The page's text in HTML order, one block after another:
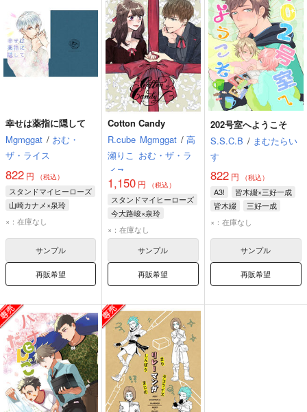
幸せは薬指に隠して
Mgmggat / おむ・
ザ・ライス
822 円 （税込）
スタンドマイヒーローズ
山崎カナメ×泉玲
×：在庫なし
サンプル
再販希望
Cotton Candy
R.cube Mgmggat / 高
瀬りこ おむ・ザ・ラ
イス
1,150 円 （税込）
スタンドマイヒーローズ
今大路峻×泉玲
今大路峻
×：在庫なし
サンプル
再販希望
202号室へようこそ
S.S.C.B / まむたらい
す
822円 （税込）
A3!
皆木綴×三好一成
皆木綴
三好一成
×：在庫なし
サンプル
再販希望